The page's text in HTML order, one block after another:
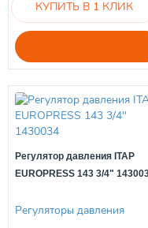
Регулятор давления ITAP
EUROPRESS 143 3/4"
Регуляторы давления